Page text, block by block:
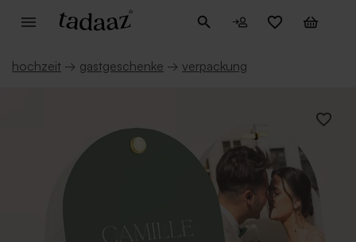
hochzeit → gastgeschenke → verpackung